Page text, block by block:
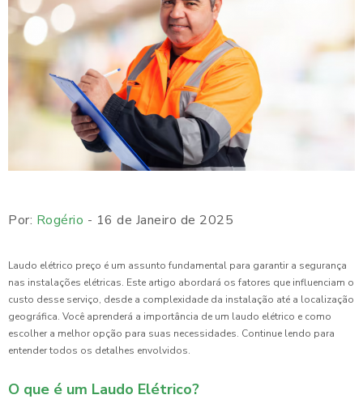
Por: Rogério - 16 de Janeiro de 2025
Laudo elétrico preço é um assunto fundamental para garantir a segurança
nas instalações elétricas. Este artigo abordará os fatores que influenciam o
custo desse serviço, desde a complexidade da instalação até a localização
geográfica. Você aprenderá a importância de um laudo elétrico e como
escolher a melhor opção para suas necessidades. Continue lendo para
entender todos os detalhes envolvidos.
O que é um Laudo Elétrico?